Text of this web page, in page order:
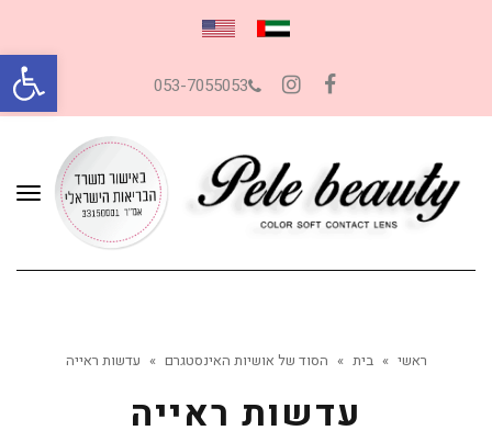
פתח 053-7055053
ראשי » בית » הסוד של אושיות האינסטגרם » עדשות ראייה
עדשות ראייה